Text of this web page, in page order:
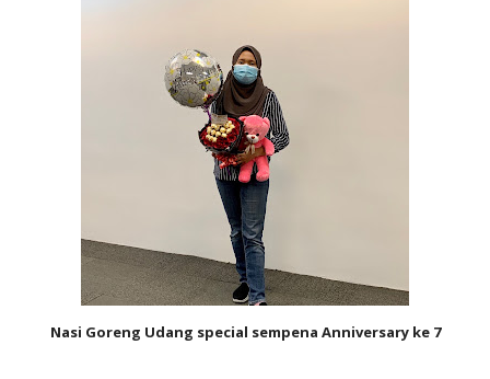
Nasi Goreng Udang special sempena Anniversary ke 7